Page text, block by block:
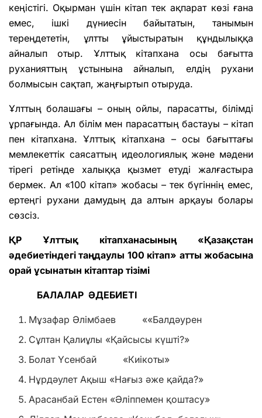
кеңістігі. Оқырман үшін кітап тек ақпарат көзі ғана
емес, ішкі дүниесін байытатын, танымын
тереңдететін, ұлтты ұйыстыратын құндылыққа
айналып отыр. Ұлттық кітапхана осы бағытта
руханияттың ұстынына айналып, елдің рухани
болмысын сақтап, жаңғыртып отыруда.
Ұлттың болашағы – оның ойлы, парасатты, білімді
ұрпағында. Ал білім мен парасаттың бастауы – кітап
пен кітапхана. Ұлттық кітапхана – осы бағыттағы
мемлекеттік саясаттың идеологиялық және мәдени
тірегі ретінде халыққа қызмет етуді жалғастыра
бермек. Ал «100 кітап» жобасы – тек бүгіннің емес,
ертеңгі рухани дамудың да алтын арқауы болары
сөзсіз.
ҚР Ұлттық кітапханасының «Қазақстан
әдебиетіндегі таңдаулы 100 кітап» атты жобасына
орай ұсынатын кітаптар тізімі
БАЛАЛАР ӘДЕБИЕТІ
Мұзафар Әлімбаев ««Балдәурен
Сұлтан Қалиұлы «Қайсысы күшті?»
Болат Үсенбай «Киікоты»
Нұрдәулет Ақыш «Нағыз әже қайда?»
Арасанбай Естен «Әліппемен қоштасу»